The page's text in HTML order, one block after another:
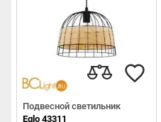
Подвесной светильник
Eglo 43311